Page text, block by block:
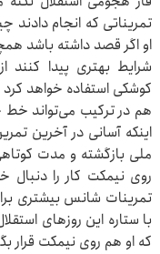
تمریناتی که انجام دادند
او اگر قصد داشته باشد
شرایط بهتری پیدا
کوشکی استفاده خواهد
هم در ترکیب می‌تواند خط
اینکه آسانی در آخرین
ملی بازگشته و مدت
روی نیمکت کار را
تمرینات شانس بیشتری
با ستاره این روزهای
که او هم روی نیمکت قرار